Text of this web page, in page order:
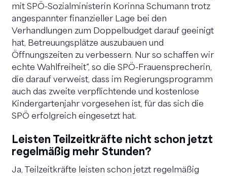
mit SPÖ-Sozialministerin Korinna Schumann trotz
angespannter finanzieller Lage bei den
Verhandlungen zum Doppelbudget darauf geeinigt
hat, Betreuungsplätze auszubauen und
Öffnungszeiten zu verbessern. Nur so schaffen wir
echte Wahlfreiheit“, so die SPÖ-Frauensprecherin,
die darauf verweist, dass im Regierungsprogramm
auch das zweite verpflichtende und kostenlose
Kindergartenjahr vorgesehen ist, für das sich die
SPÖ erfolgreich eingesetzt hat.
Leisten Teilzeitkräfte nicht schon jetzt
regelmäßig mehr Stunden?
Ja, Teilzeitkräfte leisten schon jetzt regelmäßig